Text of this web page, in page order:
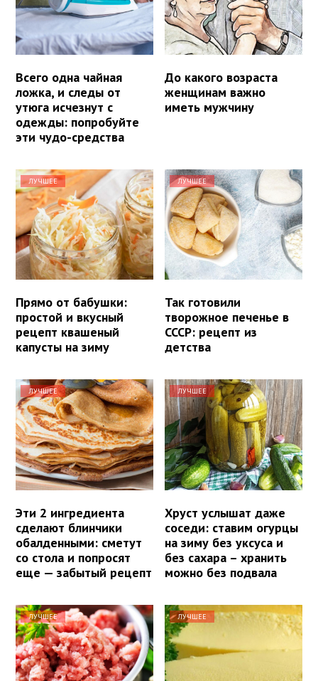
Всего одна чайная
ложка, и следы от
утюга исчезнут с
одежды: попробуйте
эти чудо-средства
До какого возраста
женщинам важно
иметь мужчину
ЛУЧШЕЕ
Прямо от бабушки:
простой и вкусный
рецепт квашеный
капусты на зиму
ЛУЧШЕЕ
Так готовили
творожное печенье в
СССР: рецепт из
детства
ЛУЧШЕЕ
Эти 2 ингредиента
сделают блинчики
обалденными: сметут
со стола и попросят
еще — забытый рецепт
ЛУЧШЕЕ
Хруст услышат даже
соседи: ставим огурцы
на зиму без уксуса и
без сахара – хранить
можно без подвала
ЛУЧШЕЕ ЛУЧШЕЕ